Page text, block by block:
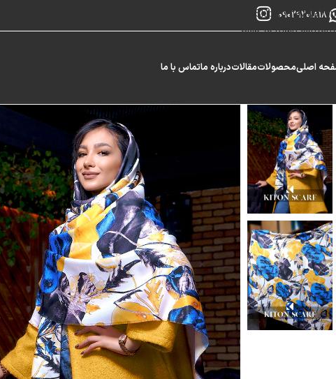
Skip to navigation
Skip to main content
09029201818
اصلیمحصولاتمقالاتدرباره ماتماس با ما